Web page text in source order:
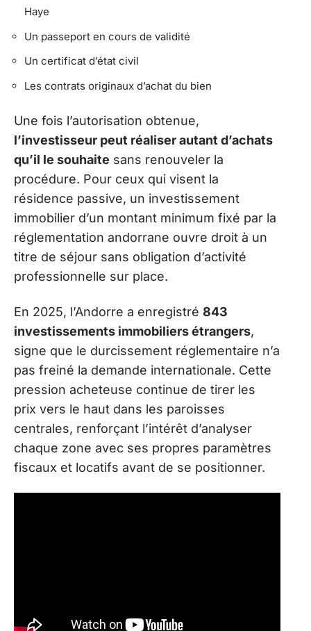
Haye
Un passeport en cours de validité
Un certificat d’état civil
Les contrats originaux d’achat du bien
Une fois l’autorisation obtenue,
l’investisseur peut réaliser autant d’achats
qu’il le souhaite sans renouveler la
procédure. Pour ceux qui visent la
résidence passive, un investissement
immobilier d’un montant minimum fixé par la
réglementation andorrane ouvre droit à un
titre de séjour sans obligation d’activité
professionnelle sur place.
En 2025, l’Andorre a enregistré 843
investissements immobiliers étrangers,
signe que le durcissement réglementaire n’a
pas freiné la demande internationale. Cette
pression acheteuse continue de tirer les
prix vers le haut dans les paroisses
centrales, renforçant l’intérêt d’analyser
chaque zone avec ses propres paramètres
fiscaux et locatifs avant de se positionner.